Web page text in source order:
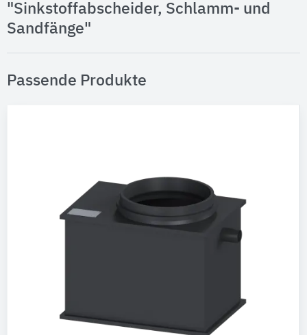
"Sinkstoffabscheider, Schlamm- und
Sandfänge"
Passende Produkte